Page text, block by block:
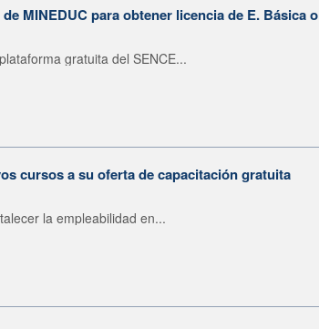
MINEDUC para obtener licencia de E. Básica o
gratuita del SENCE...
cursos a su oferta de capacitación gratuita
la empleabilidad en...